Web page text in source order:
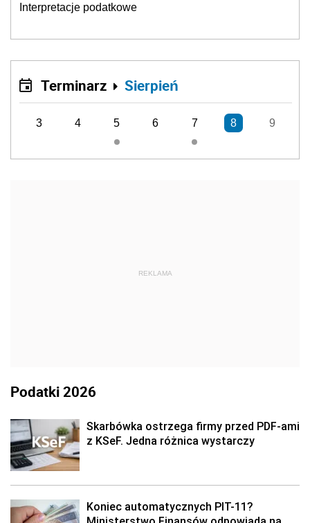
Interpretacje podatkowe
Terminarz Sierpień
3 4 5 6 7 8 9
REKLAMA
Podatki 2026
Skarbówka ostrzega firmy przed PDF-ami
z KSeF. Jedna różnica wystarczy
Koniec automatycznych PIT-11?